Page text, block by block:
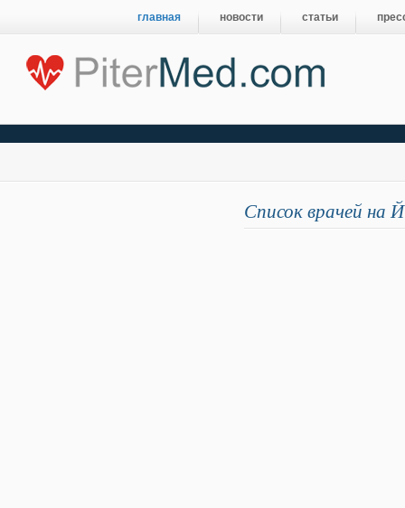
главная новости статьи
Список врачей на Й